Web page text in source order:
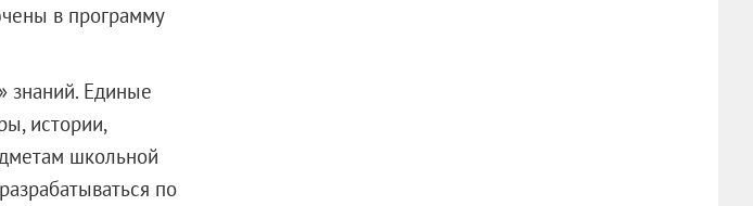
в программу
знаний. Единые
истории,
школьной
по